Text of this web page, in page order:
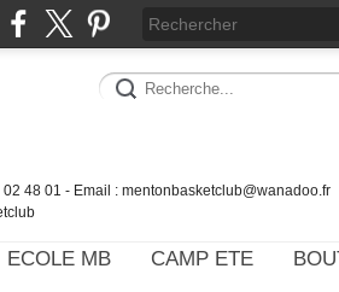
48 01 - Email : mentonbasketclub@wanadoo.fr
ECOLE MB CAMP ETE